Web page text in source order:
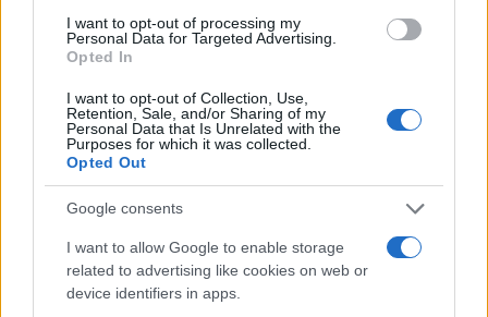
I want to opt-out of processing my
Personal Data for Targeted Advertising.
Opted In
I want to opt-out of Collection, Use,
Retention, Sale, and/or Sharing of my
Personal Data that Is Unrelated with the
Purposes for which it was collected.
Opted Out
Google consents
I want to allow Google to enable storage
related to advertising like cookies on web or
device identifiers in apps.
osteria, da bettola ma mica volendo, quando mai,
è questione di limiti: questi che hanno “troppo
successo, troppo successo”, oltre non vanno.
Interpretazione sottozero, simpatia non
pervenuta, talento chiamate la Sciarelli. Ma se
hanno troppo successo, troppo successo un
motivo ci sarà e noi siamo rosikkoni.
Se Cristicchi vede ‘sta roba, non la canta più
essere Biagio Antonacci, neanche per scherzo.